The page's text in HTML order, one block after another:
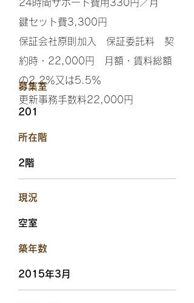
24時間サポート費用330円／月
鍵セット費3,300円
保証会社原則加入 保証委託料 契
約時・22,000円 月額・賃料総額
の2.2％又は5.5％
更新事務手数料22,000円
​募集室
201
​所在階
2階
​現況
空室
​築年数
2015年3月